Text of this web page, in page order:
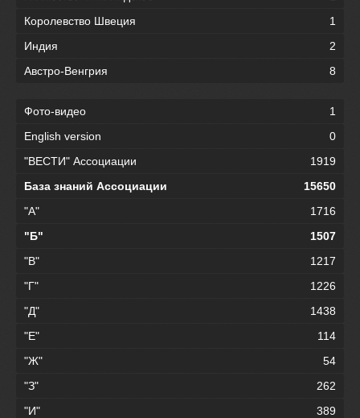
Королевство Швеция
1
Индия
2
Австро-Венгрия
8
Фото-видео
1
English version
0
"ВЕСТИ" Ассоциации
1919
База знаний Ассоциации
15650
"А"
1716
"Б"
1507
"В"
1217
"Г"
1226
"Д"
1438
"Е"
114
"Ж"
54
"З"
262
"И"
389